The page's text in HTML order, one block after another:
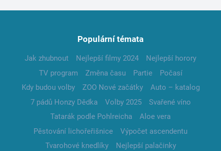
Populární témata
Jak zhubnout Nejlepší filmy 2024
Nejlepší horory
TV program
Změna času Partie
Počasí
Kdy budou volby
ZOO Nové začátky
Auto – katalog
7 pádů Honzy Dědka
Volby 2025
Svařené víno
Tatarák podle Pohlreicha
Aloe vera
Pěstování lichořeřišnice
Výpočet ascendentu
Tvarohové knedlíky
Nejlepší palačinky